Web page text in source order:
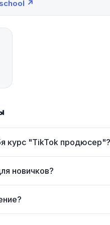
↗
курс "TikTok продюсер"?
новичков?